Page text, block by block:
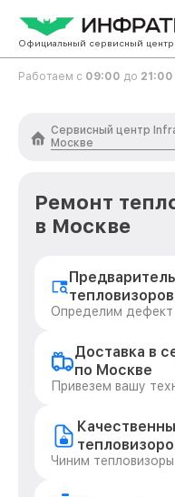
Официальный сервисный центр
Работаем с 09:00 до 21:00
Сервисный центр
Москве
Ремонт
в Москве
Определим дефект
Доставка в
по Москве
Привезем вашу
Чиним